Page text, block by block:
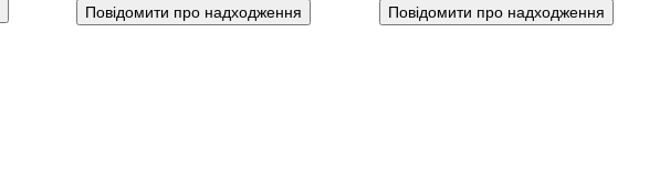
Повідомити про надходження Повідомити про надходження